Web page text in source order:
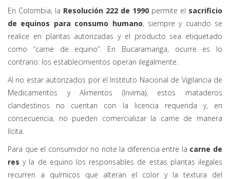
En Colombia, la Resolución 222 de 1990 permite el sacrificio
de equinos para consumo humano, siempre y cuando se
realice en plantas autorizadas y el producto sea etiquetado
como “carne de equino”. En Bucaramanga, ocurre es lo
contrario: los establecimientos operan ilegalmente.
Al no estar autorizados por el Instituto Nacional de Vigilancia de
Medicamentos y Alimentos (Invima), estos mataderos
clandestinos no cuentan con la licencia requerida y, en
consecuencia, no pueden comercializar la carne de manera
lícita.
Para que el consumidor no note la diferencia entre la carne de
res y la de equino los responsables de estas plantas ilegales
recurren a químicos que alteran el color y la textura del